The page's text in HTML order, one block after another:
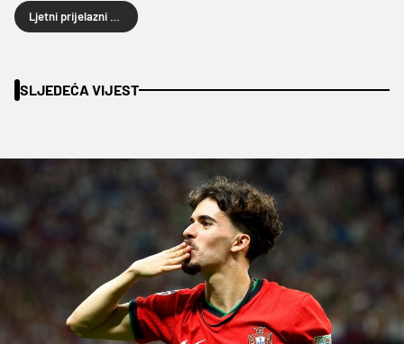
SLJEDEĆA VIJEST